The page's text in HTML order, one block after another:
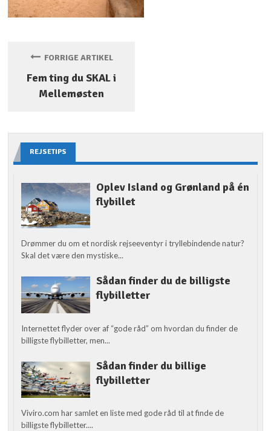
FORRIGE ARTIKEL
Fem ting du SKAL i
Mellemøsten
REJSETIPS
Oplev Island og Grønland på én
flybillet
Drømmer du om et nordisk rejseeventyr i tryllebindende natur?
Skal det være den mystiske...
Sådan finder du de billigste
flybilletter
Internettet flyder over af “gode råd” om hvordan du finder de
billigste flybilletter, men...
Sådan finder du billige
flybilletter
Viviro.com har samlet en liste med gode råd til at finde de
billigste flybilletter....